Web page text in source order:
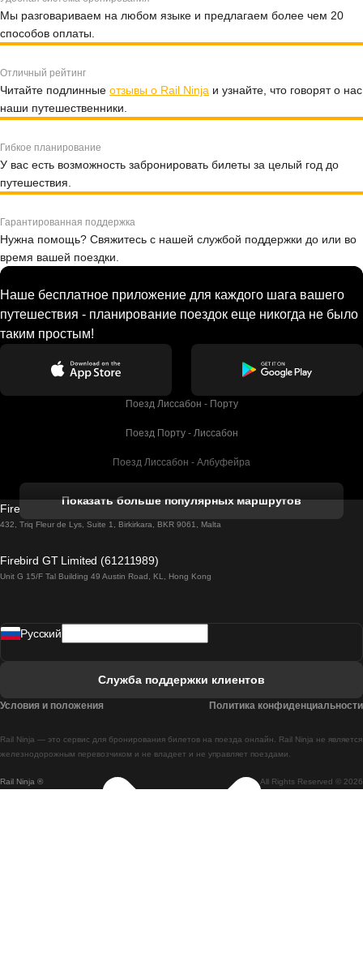
Мы разговариваем на любом языке и предлагаем более чем 20
способов оплаты.
Отличный рейтинг
Читайте подлинные отзывы о Rail Ninja и узнайте, что говорят о нас
наши путешественники.
Гибкое планирование
У вас есть возможность забронировать билеты за целый год до
путешествия.
Гарантированная поддержка
Нужна помощь? Свяжитесь с нашей службой поддержки до или во
время вашей поездки.
Наше бесплатное приложение для каждого шага вашего
путешествия - планирование поездок еще никогда не было
таким простым!
Поезд Лиссабон - Порту
Поезд Порту - Лиссабон
Поезд Лиссабон - Албуфейра
Поезд Лиссабон - Лагос
Поезд Лиссабон - Мадрид
Поезд Лиссабон - Брага
Поезд Брага - Лиссабон
Показать больше популярных маршрутов
Firebird GT Limited (OC 1451)
432, Triq Fleur de Lys, Suite 1, Birkirkara, BKR 9061, Malta
Firebird GT Limited (61211989)
Unit G 15/F Tal Building 49 Austin Road, KL, Hong Kong
Rail Ninja ® All Rights Reserved © 2026
Rail Ninja — это сервис для бронирования билетов на поезда онлайн. Rail Ninja не является
железнодорожным перевозчиком и не владеет и не управляет поездами.
Pусский
Служба поддержки клиентов
Условия и положения Политика конфиденциальности